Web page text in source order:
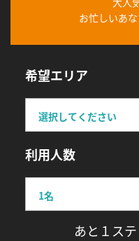
お忙しいあな
希望エリア
利用人数
あと１ス